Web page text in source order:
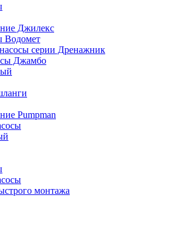
Джилекс
Водомет
серии Дренажник
Джамбо
Pumpman
монтажа